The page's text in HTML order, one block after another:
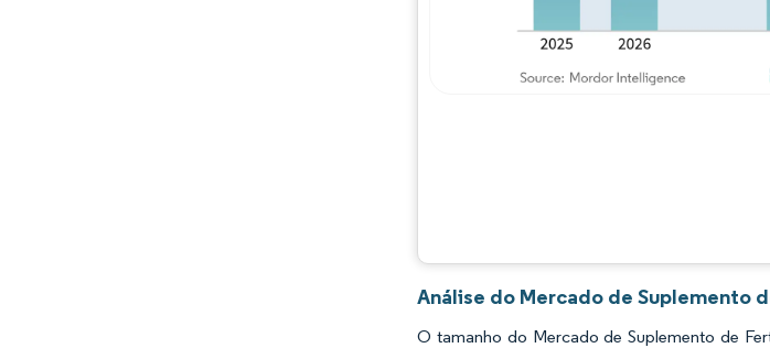
Análise do Mercado de Suplemento
O tamanho do Mercado de Suplemento de